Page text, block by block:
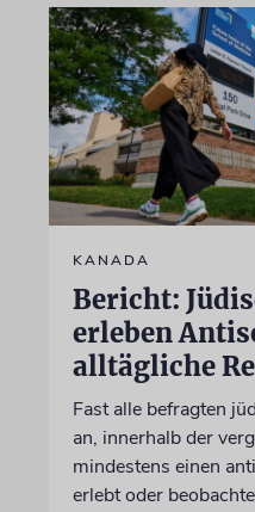
KANADA
Bericht:
erleben
alltägliche
Fast alle befragten
an, innerhalb der
mindestens einen
erlebt oder